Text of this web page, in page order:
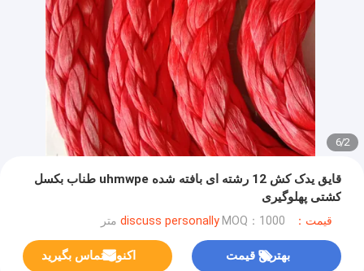
2
/
6
قایق یدک کش 12 رشته ای بافته شده uhmwpe طناب بکسل
کشتی پهلوگیری
قیمت：discuss personally MOQ：1000 متر
بهترین قیمت اکنون تماس بگیرید